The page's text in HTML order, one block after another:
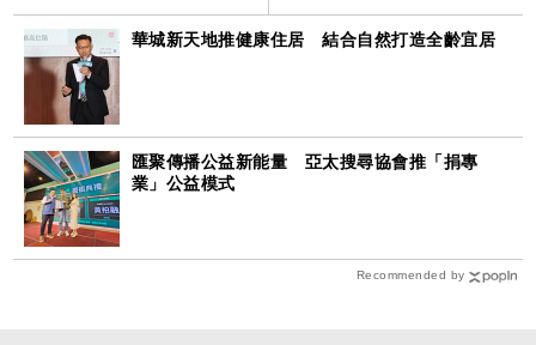
華城新天地推健康住居 結合自然打造全齡宜居
匯聚傳播公益新能量 亞太搜尋協會推「捐專
業」公益模式
Recommended by